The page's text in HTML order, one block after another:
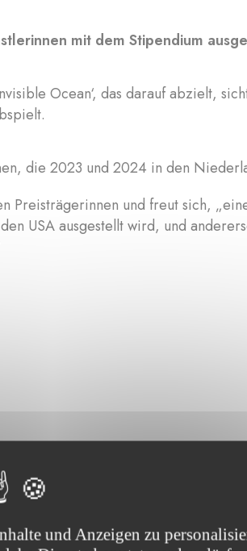
mit dem Stipendium
Ocean‘, das darauf abzielt,
die 2023 und 2024 in den
und freut sich,
USA ausgestellt wird, und
und Anzeigen zu